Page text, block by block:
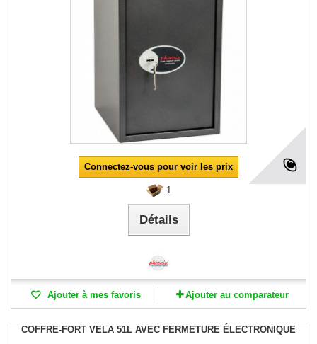
Connectez-vous pour voir les prix
1
Détails
Ajouter à mes favoris Ajouter au comparateur
COFFRE-FORT VELA 51L AVEC FERMETURE ÉLECTRONIQUE